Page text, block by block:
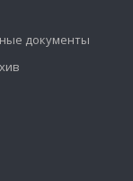
документы